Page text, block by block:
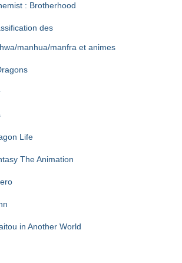
: Brotherhood
des
manhua/manfra et animes
Life
The Animation
in Another World